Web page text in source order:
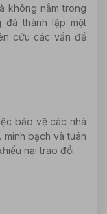
không nằm trong
đã thành lập một
cứu các vấn đề
bảo vệ các nhà
bạch và tuân
nại trao đổi.